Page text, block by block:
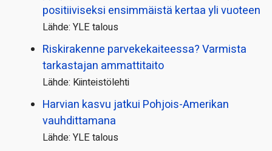
positiiviseksi ensimmäistä kertaa yli vuoteen
Lähde: YLE talous
Riskirakenne parvekekaiteessa? Varmista
tarkastajan ammattitaito
Lähde: Kiinteistölehti
Harvian kasvu jatkui Pohjois-Amerikan
vauhdittamana
Lähde: YLE talous